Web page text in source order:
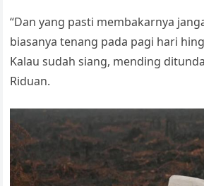
“Dan yang pasti membakarnya
biasanya tenang pada pagi hari
Kalau sudah siang, mending
Riduan.